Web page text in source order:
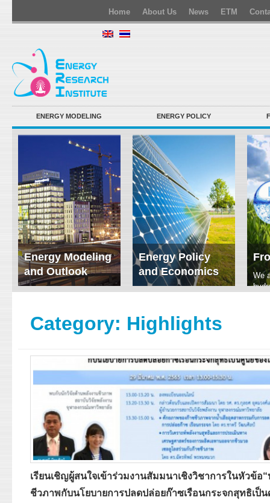
Home About Us News ETM
ENERGY MODELING ENERGY POLICY
Energy Modeling
and Outlook
ERI conducts rigorous
demand of various
energy-consuming
have been used for …
Energy Policy
and Economics
We focus on solar
economics, and solar PV
policy. Two patent-
solar collectors for …
Read More
We
Category: Highlights
เรียนเชิญผู้สนใจเข้าร่วมงานสัมมนาเชิงวิชาการในหัวข้อ
ชีวภาพกับนโยบายการปลดปล่อยก๊าซเรือนกระจกสุทธิเป็